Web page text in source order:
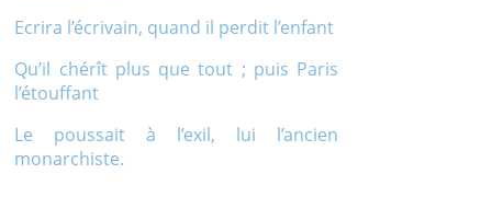
Ecrira l’écrivain, quand il perdit l’enfant
Qu’il chérît plus que tout ; puis Paris
l’étouffant
Le poussait à l’exil, lui l’ancien
monarchiste.